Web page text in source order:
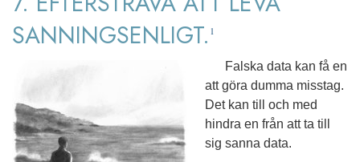
SANNINGSENLIGT. 1
Falska data kan få en
att göra dumma misstag.
Det kan till och med
hindra en från att ta till
sig sanna data.